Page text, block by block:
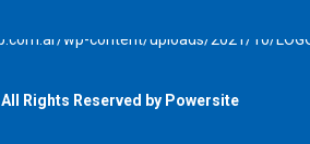
All Rights Reserved by Powersite